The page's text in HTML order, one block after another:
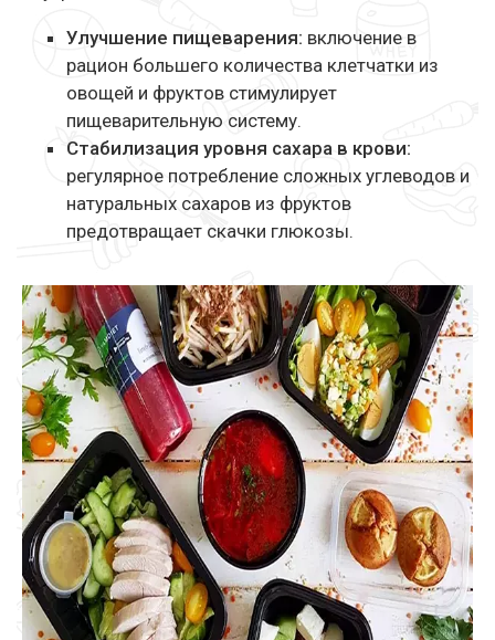
Улучшение пищеварения: включение в
рацион большего количества клетчатки из
овощей и фруктов стимулирует
пищеварительную систему.
Стабилизация уровня сахара в крови:
регулярное потребление сложных углеводов и
натуральных сахаров из фруктов
предотвращает скачки глюкозы.